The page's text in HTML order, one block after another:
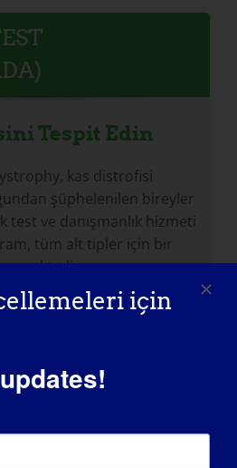
Tespit Edin
kas distrofisi
şüphelenilen bireyler
test ve danışmanlık hizmeti
tüm alt tipler için bir
Kanada'da
daha fazlasına sahip
şüphelenilen bireyler
kas güçsüzlüğü;
Yenidoğan Tarama
pozitif DMD;
için